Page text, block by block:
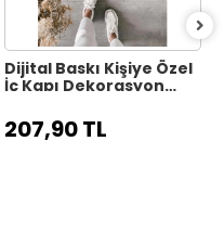
Dijital Baskı Kişiye Özel
İç Kapı Dekorasyon
207,90 TL